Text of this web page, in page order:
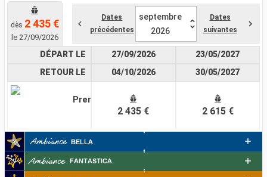
dès 2 435 €
le 27/09/2026
Dates
précédentes
septembre
2026
Dates
suivantes
DÉPART LE
RETOUR LE
Premium
27/09/2026
04/10/2026
2 435 €
23/05/2027
30/05/2027
2 615 €